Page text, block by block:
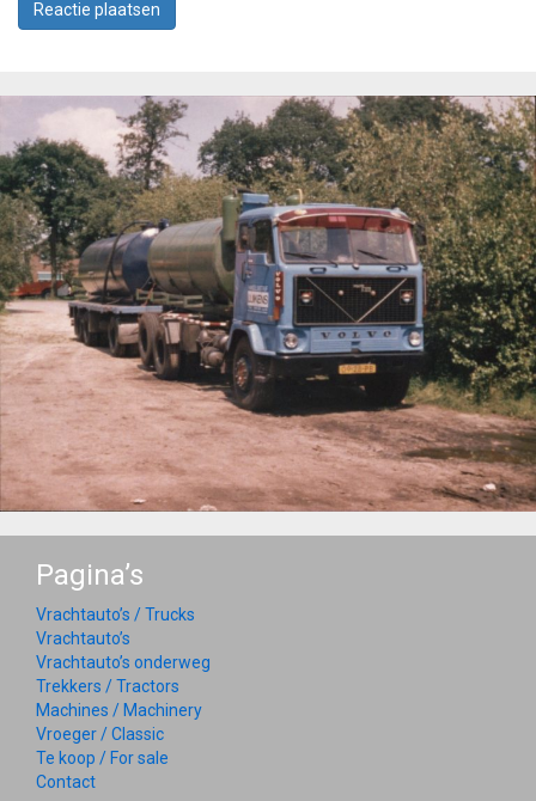
Pagina’s
Vrachtauto’s / Trucks
Vrachtauto’s
Vrachtauto’s onderweg
Trekkers / Tractors
Machines / Machinery
Vroeger / Classic
Te koop / For sale
Contact